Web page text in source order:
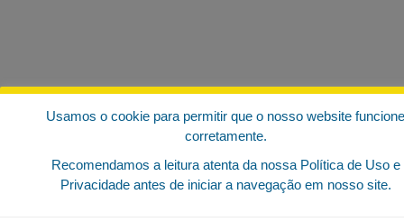
Usamos o cookie para permitir que o nosso website funcione
corretamente.
Recomendamos a leitura atenta da nossa Política de Uso e
Privacidade antes de iniciar a navegação em nosso site.